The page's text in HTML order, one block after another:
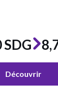
SDG
Découvrir